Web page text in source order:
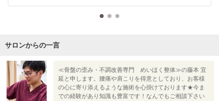
サロンからの一言
≪骨盤の歪み・不調改善専門 めいほく整体≫の藤本 宜
延と申します。腰痛や肩こりを得意としており、お客様
の心に寄り添えるような施術を心掛けております★今ま
での経験があり知識も豊富です！なんでもご相談下さい